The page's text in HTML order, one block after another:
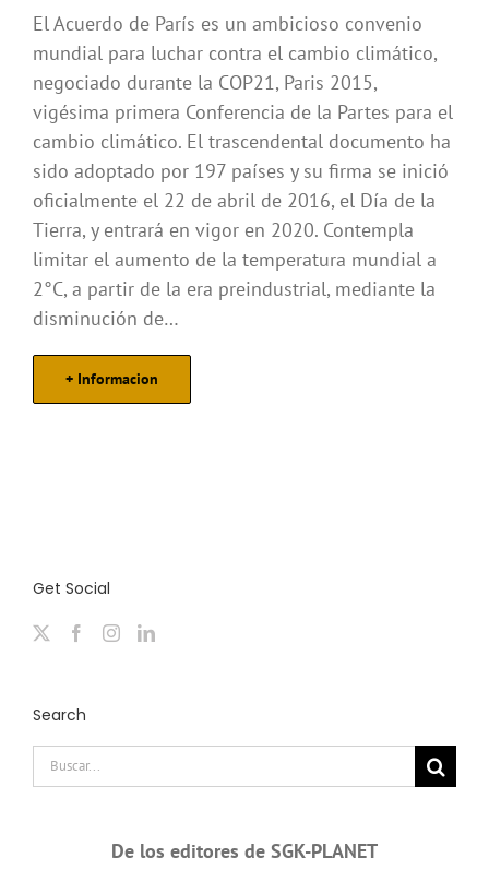
El Acuerdo de París es un ambicioso convenio
mundial para luchar contra el cambio climático,
negociado durante la COP21, Paris 2015,
vigésima primera Conferencia de la Partes para el
cambio climático. El trascendental documento ha
sido adoptado por 197 países y su firma se inició
oficialmente el 22 de abril de 2016, el Día de la
Tierra, y entrará en vigor en 2020. Contempla
limitar el aumento de la temperatura mundial a
2°C, a partir de la era preindustrial, mediante la
disminución de…
+ Informacion
Get Social
Search
Buscar:
De los editores de SGK-PLANET